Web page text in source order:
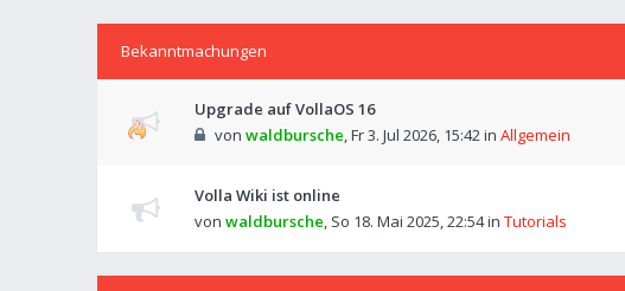
Bekanntmachungen
Upgrade auf VollaOS 16
von waldbursche,Fr 3. Jul 2026, 15:42in Allgemein
Volla Wiki ist online
von waldbursche, So 18. Mai 2025, 22:54in Tutorials